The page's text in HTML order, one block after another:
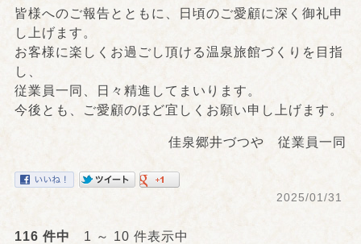
皆様へのご報告とともに、日頃のご愛顧に深く御礼申
し上げます。
お客様に楽しくお過ごし頂ける温泉旅館づくりを目指
し、
従業員一同、日々精進してまいります。
今後とも、ご愛顧のほど宜しくお願い申し上げます。
佳泉郷井づつや 従業員一同
2025/01/31
116 件中 1 ～ 10 件表示中